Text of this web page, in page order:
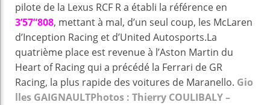
pilote de la Lexus RCF R a établi la référence en
3’57”808, mettant à mal, d’un seul coup, les McLaren
d’Inception Racing et d’United Autosports.La
quatrième place est revenue à l’Aston Martin du
Heart of Racing qui a précédé la Ferrari de GR
Racing, la plus rapide des voitures de Maranello. Gio
lles GAIGNAULTPhotos : Thierry COULIBALY –